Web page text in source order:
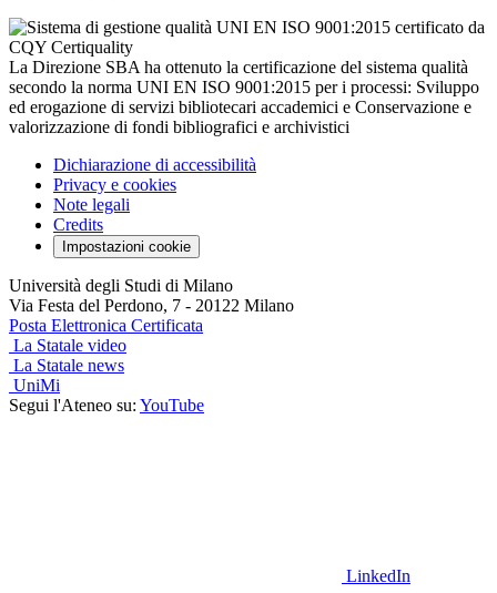
La Direzione SBA ha ottenuto la certificazione del sistema qualità
secondo la norma UNI EN ISO 9001:2015 per i processi: Sviluppo
ed erogazione di servizi bibliotecari accademici e Conservazione e
valorizzazione di fondi bibliografici e archivistici
Dichiarazione di accessibilità
Privacy e cookies
Note legali
Credits
Impostazioni cookie
Università degli Studi di Milano
Via Festa del Perdono, 7 - 20122 Milano
Posta Elettronica Certificata
La Statale video
La Statale news
UniMi
Segui l'Ateneo su: YouTube
LinkedIn